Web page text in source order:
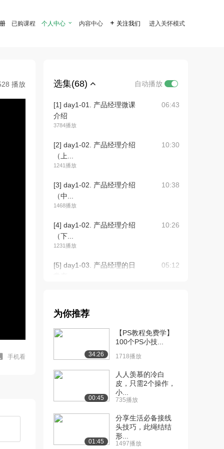
已购课程 个人中心  内容中心  关注我们 进入关怀模式
播放
手机看
选集(68) 自动播放
[1] day1-01. 产品经理微课
介绍
3784播放
06:43
[2] day1-02. 产品经理介绍
（上...
1241播放
10:30
[3] day1-02. 产品经理介绍
（中...
1468播放
10:38
[4] day1-02. 产品经理介绍
（下...
1231播放
10:26
[5] day1-03. 产品经理的日
05:12
常产...
[7] day1-04. 流程图介绍及
06:48
[8] day1-04. 流程图介绍及
06:46
[9] day1-05. 流程图制作演
1184播放
12:34
为你推荐
34:26
【PS教程免费学】
100个PS小技...
1718播放
00:45
人人羡慕的冷白
皮，只需2个操作，
小...
735播放
01:45
分享生活必备接线
头技巧，此绳结结
形...
1497播放